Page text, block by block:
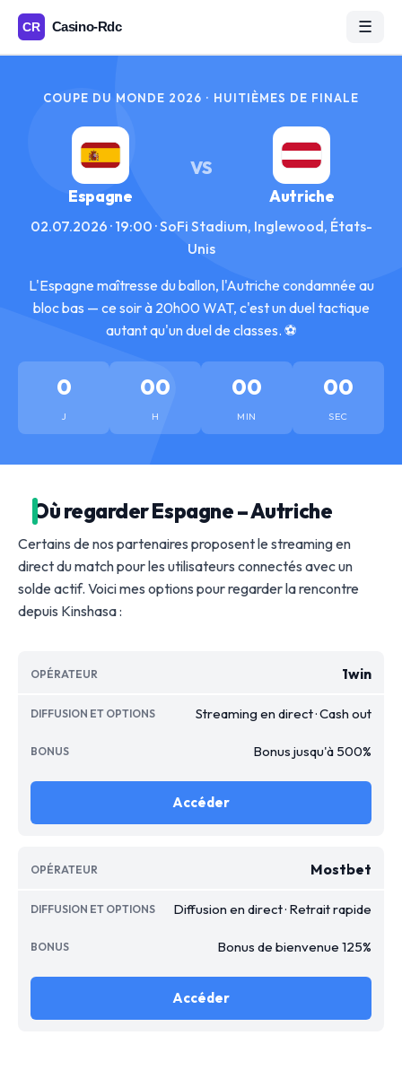
☰
COUPE DU MONDE 2026 · HUITIÈMES DE FINALE
Espagne
VS
Autriche
02.07.2026 · 19:00 · SoFi Stadium, Inglewood, États-
Unis
L'Espagne maîtresse du ballon, l'Autriche condamnée au
bloc bas — ce soir à 20h00 WAT, c'est un duel tactique
autant qu'un duel de classes. ⚽
0
J
00
H
00
MIN
00
SEC
Où regarder Espagne – Autriche
Certains de nos partenaires proposent le streaming en
direct du match pour les utilisateurs connectés avec un
solde actif. Voici mes options pour regarder la rencontre
depuis Kinshasa :
1win
Streaming en direct · Cash out
Bonus jusqu'à 500%
Accéder
Mostbet
Diffusion en direct · Retrait rapide
Bonus de bienvenue 125%
Accéder